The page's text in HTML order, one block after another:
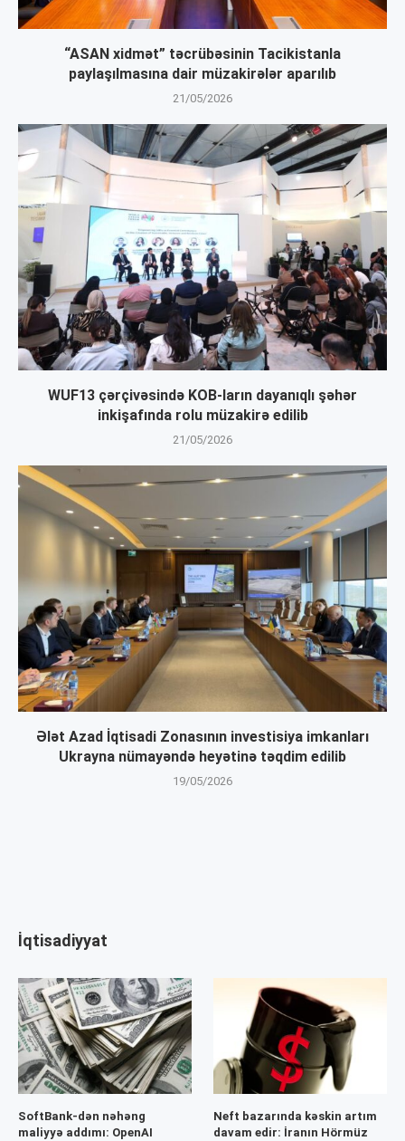
“ASAN xidmət” təcrübəsinin Tacikistanla
paylaşılmasına dair müzakirələr aparılıb
21/05/2026
WUF13 çərçivəsində KOB-ların dayanıqlı şəhər
inkişafında rolu müzakirə edilib
21/05/2026
Ələt Azad İqtisadi Zonasının investisiya imkanları
Ukrayna nümayəndə heyətinə təqdim edilib
19/05/2026
İqtisadiyyat
SoftBank-dən nəhəng
maliyyə addımı: OpenAI
Neft bazarında kəskin artım
davam edir: İranın Hörmüz